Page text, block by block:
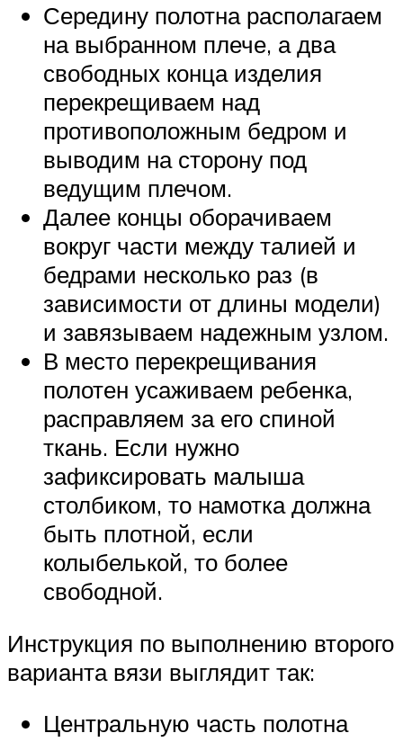
Середину полотна располагаем
на выбранном плече, а два
свободных конца изделия
перекрещиваем над
противоположным бедром и
выводим на сторону под
ведущим плечом.
Далее концы оборачиваем
вокруг части между талией и
бедрами несколько раз (в
зависимости от длины модели)
и завязываем надежным узлом.
В место перекрещивания
полотен усаживаем ребенка,
расправляем за его спиной
ткань. Если нужно
зафиксировать малыша
столбиком, то намотка должна
быть плотной, если
колыбелькой, то более
свободной.
Инструкция по выполнению второго
варианта вязи выглядит так:
Центральную часть полотна